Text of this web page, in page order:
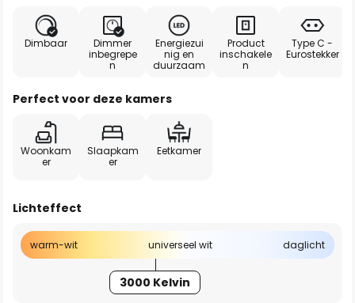
Dimbaar
Dimmer
inbegrepe
n
Energiezui
nig en
duurzaam
Product
inschakele
n
Type C -
Eurostekker
Perfect voor deze kamers
Woonkam
er
Slaapkam
er
Eetkamer
Lichteffect
warm-wit universeel wit daglicht
3000 Kelvin